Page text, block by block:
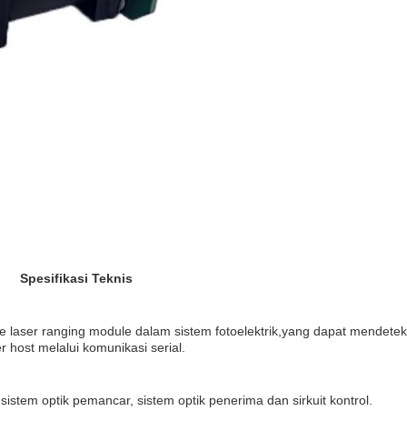
Spesifikasi Teknis
laser ranging module dalam sistem fotoelektrik,yang dapat
host melalui komunikasi serial.
optik pemancar, sistem optik penerima dan sirkuit kontrol.